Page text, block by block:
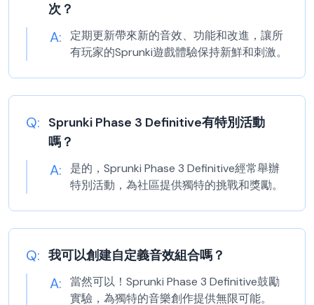
次？
A:
定期更新帶來新的音效、功能和改進，讓所
有玩家的Sprunki遊戲體驗保持新鮮和刺激。
Q: Sprunki Phase 3 Definitive有特別活動
嗎？
A:
是的，Sprunki Phase 3 Definitive經常舉辦
特別活動，為社區提供獨特的挑戰和獎勵。
Q: 我可以創建自定義音效組合嗎？
A:
當然可以！Sprunki Phase 3 Definitive鼓勵
實驗，為獨特的音樂創作提供無限可能。